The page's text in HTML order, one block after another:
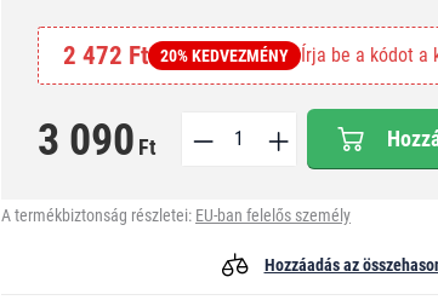
2 472 Ft 20% KEDVEZMÉNY Írja be a kódot a
3 090 Ft
A termékbiztonság részletei: EU-ban felelős személy
Hozzáadás az